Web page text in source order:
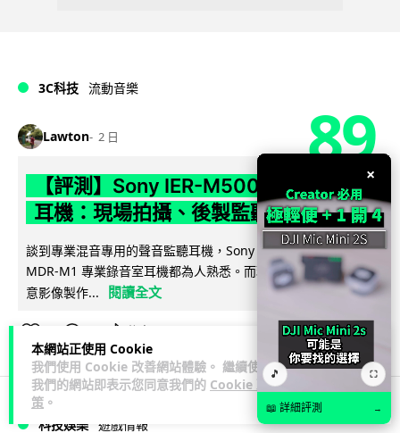
本網站正使用 Cookie
我們使用 Cookie 改善網站體驗。 繼續使用
我們的網站即表示您同意我們的 Cookie 政
策 。
3C科技 流動音樂
Lawton 2 日 89
【評測】Sony IER-M500 入耳式監聽
耳機：現場拍攝、後製監聽與人聲利器
談到專業混音專用的聲音監聽耳機，Sony 經典 MDR-7506 到
MDR-M1 專業錄音室耳機都為人熟悉。而現在舞台製作者與創
意影像製作...
閱讀全文
科技娛樂 遊戲情報
×
🎵 ⛶
📖 詳細評測 →